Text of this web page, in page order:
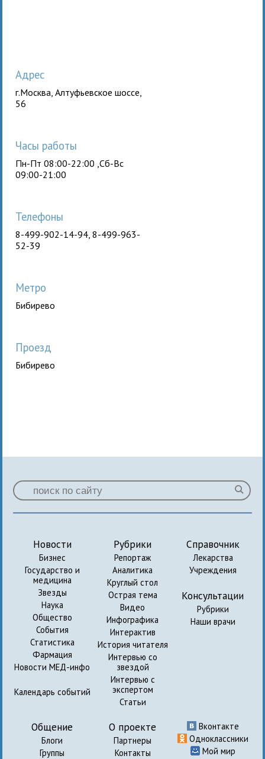
Адрес
г.Москва, Алтуфьевское шоссе,
56
Часы работы
Пн-Пт 08:00-22:00 ,Сб-Вс
09:00-21:00
Телефоны
8-499-902-14-94, 8-499-963-
52-39
Метро
Бибирево
Проезд
Бибирево
Новости
Бизнес
Государство и
медицина
Звезды
Наука
Общество
События
Статистика
Фармация
Новости МЕД-инфо
Календарь событий
Рубрики
Репортаж
Аналитика
Круглый стол
Острая тема
Видео
Инфографика
Интерактив
История читателя
Интервью со
звездой
Интервью с
экспертом
Статьи
Справочник
Лекарства
Учреждения
Консультации
Рубрики
Наши врачи
Общение
Блоги
Группы
О проекте
Партнеры
Контакты
Вконтакте
Одноклассники
Мой мир